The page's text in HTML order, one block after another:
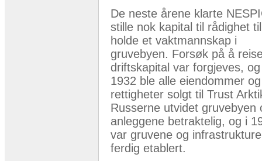
De neste årene klarte
stille nok kapital til rådighet
holde et vaktmannskap i
gruvebyen. Forsøk på å
driftskapital var forgjeves,
1932 ble alle eiendommer og
rettigheter solgt til Trust
Russerne utvidet gruvebyen
anleggene betraktelig, og i
var gruvene og
ferdig etablert.